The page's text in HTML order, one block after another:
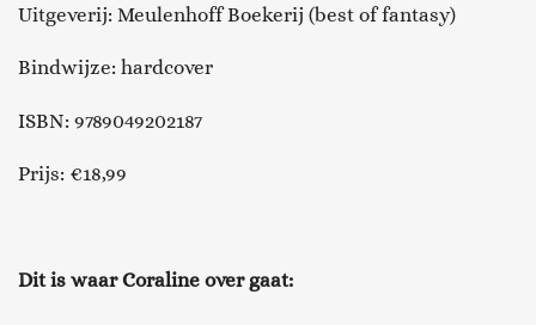
Uitgeverij: Meulenhoff Boekerij (best of fantasy)
Bindwijze: hardcover
ISBN: 9789049202187
Prijs: €18,99
Dit is waar Coraline over gaat: